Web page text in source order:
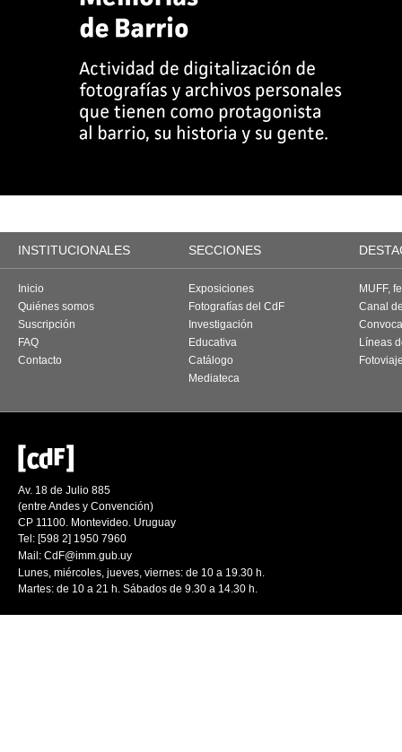
INSTITUCIONALES SECCIONES
Inicio
Quiénes somos
Suscripción
FAQ
Contacto
Exposiciones
Fotografías del CdF
Investigación
Educativa
Catálogo
Mediateca
MUFF,
Canal
Líneas
Av. 18 de Julio 885
(entre Andes y Convención)
CP 11100. Montevideo. Uruguay
Tel: [598 2] 1950 7960
Mail: CdF@imm.gub.uy
Lunes, miércoles, jueves, viernes: de 10 a 19.30 h.
Martes: de 10 a 21 h. Sábados de 9.30 a 14.30 h.